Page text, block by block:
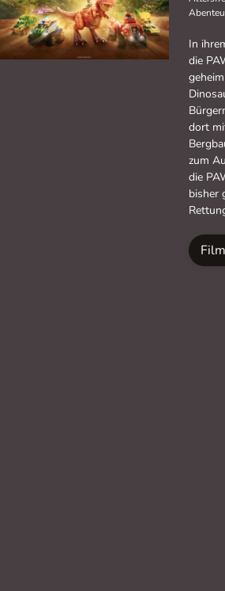
In
die
dort
zum
die
bisher